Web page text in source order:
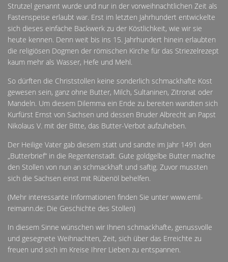
Strutzel genannt wurde und nur in der vorweihnachtlichen Zeit als
Fastenspeise erlaubt war. Erst im letzten Jahrhundert entwickelte
sich dieses einfache Backwerk zu der Köstlichkeit, wie wir sie
heute kennen. Denn weit bis ins 15. Jahrhundert hinein erlaubten
die religiösen Dogmen der römischen Kirche für das Striezelrezept
kaum mehr als Wasser, Hefe und Mehl.
So dürften die Christstollen keine sonderlich schmackhafte Kost
gewesen sein, ganz ohne Butter, Milch, Sultaninen, Zitronat oder
Mandeln. Um diesem Dilemma ein Ende zu bereiten wandten sich
Kurfürst Ernst von Sachsen und dessen Bruder Albrecht an Papst
Nikolaus V. mit der Bitte, das Butter-Verbot aufzuheben.
Der Heilige Vater gab diesem statt und sandte im Jahr 1491 den
„Butterbrief“ in die Regentenstadt. Gute goldgelbe Butter machte
den Stollen von nun an schmackhaft und saftig. Zuvor mussten
sich die Sachsen einst mit Rübenöl behelfen.
(Mehr interessante Informationen finden Sie unter www.emil-
reimann.de: Die Geschichte des Stollen)
In diesem Sinne wünschen wir Ihnen schmackhafte, genussvolle
und gesegnete Weihnachten, Zeit, sich über das Erreichte zu
freuen und sich im Kreise Ihrer Lieben zu entspannen.